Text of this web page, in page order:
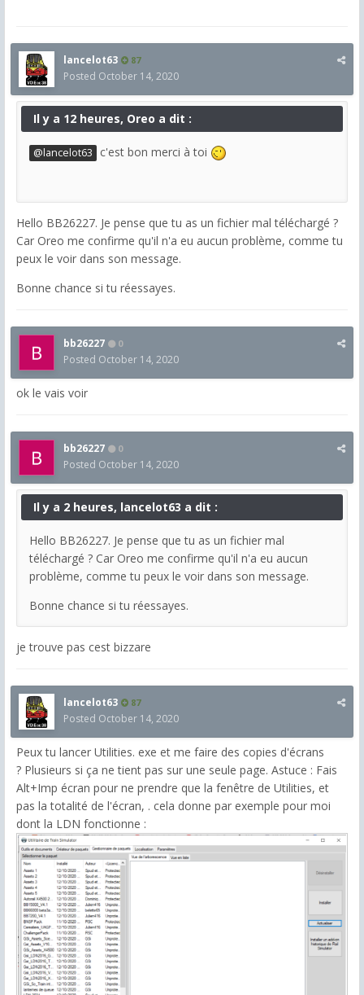
lancelot63 87
Posted October 14, 2020
Il y a 12 heures, Oreo a dit :
@lancelot63 c'est bon merci à toi
Hello BB26227. Je pense que tu as un fichier mal téléchargé ?
Car Oreo me confirme qu'il n'a eu aucun problème, comme tu
peux le voir dans son message.
Bonne chance si tu réessayes.
bb26227 0
Posted October 14, 2020
ok le vais voir
bb26227 0
Posted October 14, 2020
Il y a 2 heures, lancelot63 a dit :
Hello BB26227. Je pense que tu as un fichier mal
téléchargé ? Car Oreo me confirme qu'il n'a eu aucun
problème, comme tu peux le voir dans son message.
Bonne chance si tu réessayes.
je trouve pas cest bizzare
lancelot63 87
Posted October 14, 2020
Peux tu lancer Utilities. exe et me faire des copies d'écrans
? Plusieurs si ça ne tient pas sur une seule page. Astuce : Fais
Alt+Imp écran pour ne prendre que la fenêtre de Utilities, et
pas la totalité de l'écran, . cela donne par exemple pour moi
dont la LDN fonctionne :